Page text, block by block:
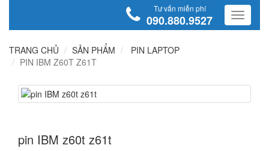
Tư vấn miễn phí
090.880.9527
TRANG CHỦ SẢN PHẨM
PIN LAPTOP
PIN IBM Z60T Z61T
pin IBM z60t z61t